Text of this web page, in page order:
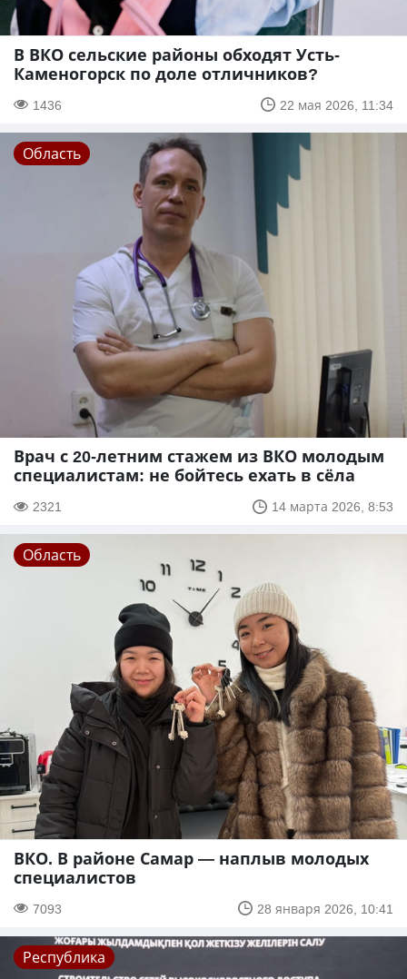
В ВКО сельские районы обходят Усть-
Каменогорск по доле отличников?
1436 22 мая 2026, 11:34
Область
Врач с 20-летним стажем из ВКО молодым
специалистам: не бойтесь ехать в сёла
2321 14 марта 2026, 8:53
Область
ВКО. В районе Самар — наплыв молодых
специалистов
7093 28 января 2026, 10:41
Республика